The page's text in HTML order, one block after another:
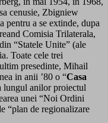
cenusie, Zbigniew
a se extinde, dupa
Comisia Trilaterala,
“Statele Unite” (ale
Toate cele trei
presedinte, Mihail
in anii ’80 o “Casa
lungul anilor proiectul
unei “Noi Ordini
“plan de regionalizare